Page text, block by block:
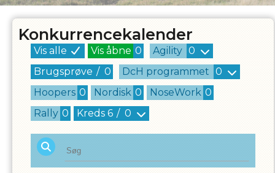
Konkurrencekalender
Vis alle Vis åbne 0 Agility 0
Brugsprøve / 0 DcH programmet 0
Hoopers 0 Nordisk 0 NoseWork 0
Rally 0 Kreds 6 / 0